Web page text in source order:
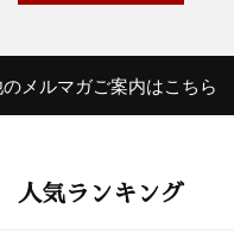
メルマガご案内はこちら
人気ランキング